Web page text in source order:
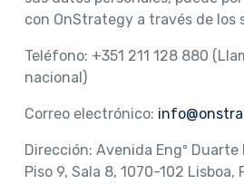
con OnStrategy a través de los
Teléfono: +351 211 128 880
nacional)
Correo electrónico:
Dirección: Avenida Engº Duarte
Piso 9, Sala 8, 1070-102 Lisboa,